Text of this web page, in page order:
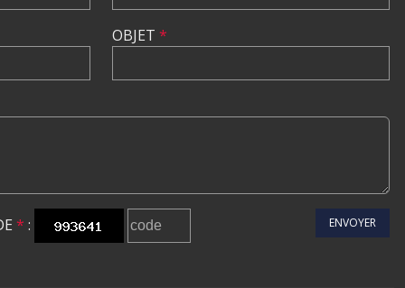
OBJET *
* : ENVOYER